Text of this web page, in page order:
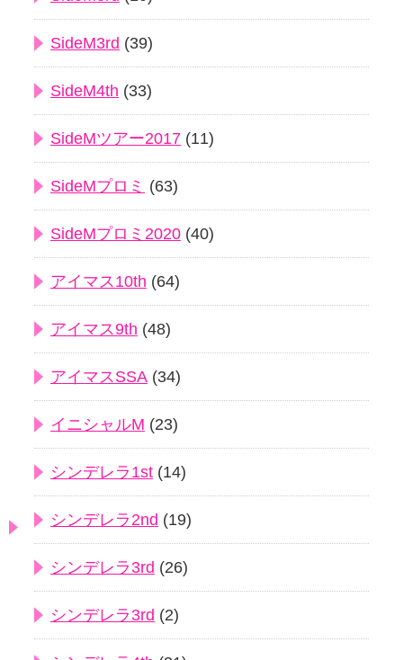
SideM3rd (39)
SideM4th (33)
SideMツアー2017 (11)
SideMプロミ (63)
SideMプロミ2020 (40)
アイマス10th (64)
アイマス9th (48)
アイマスSSA (34)
イニシャルM (23)
シンデレラ1st (14)
シンデレラ2nd (19)
シンデレラ3rd (26)
シンデレラ3rd (2)